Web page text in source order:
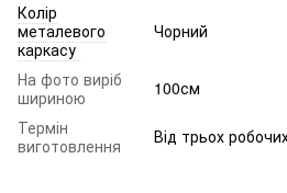
Колір
металевого
каркасу
Чорний
На фото виріб
шириною
100см
Термін
виготовлення
Від трьох